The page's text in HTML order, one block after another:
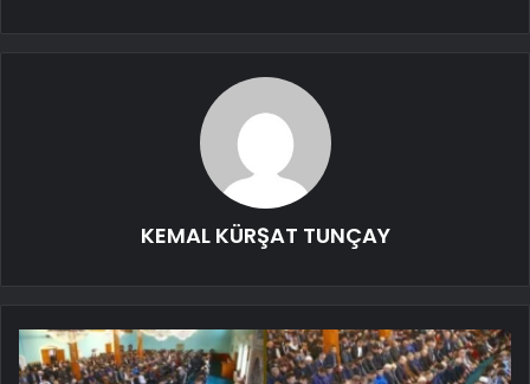
KEMAL KÜRŞAT TUNÇAY